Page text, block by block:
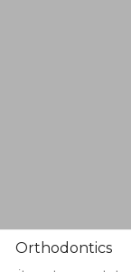
Orthodontics